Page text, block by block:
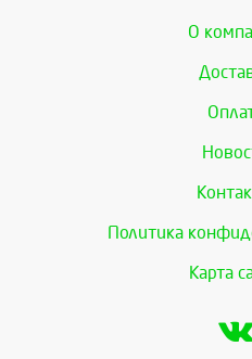
О
Политика
Карта